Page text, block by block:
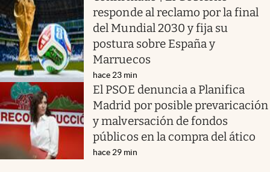
responde al reclamo por la final
del Mundial 2030 y fija su
postura sobre España y
Marruecos
hace 23 min
El PSOE denuncia a Planifica
Madrid por posible prevaricación
y malversación de fondos
públicos en la compra del ático
hace 29 min